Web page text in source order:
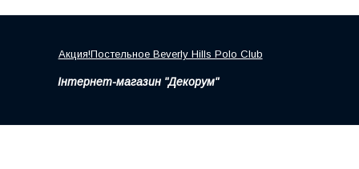
Акция!Постельное Beverly Hills Polo Club
Інтернет-магазин "Декорум"